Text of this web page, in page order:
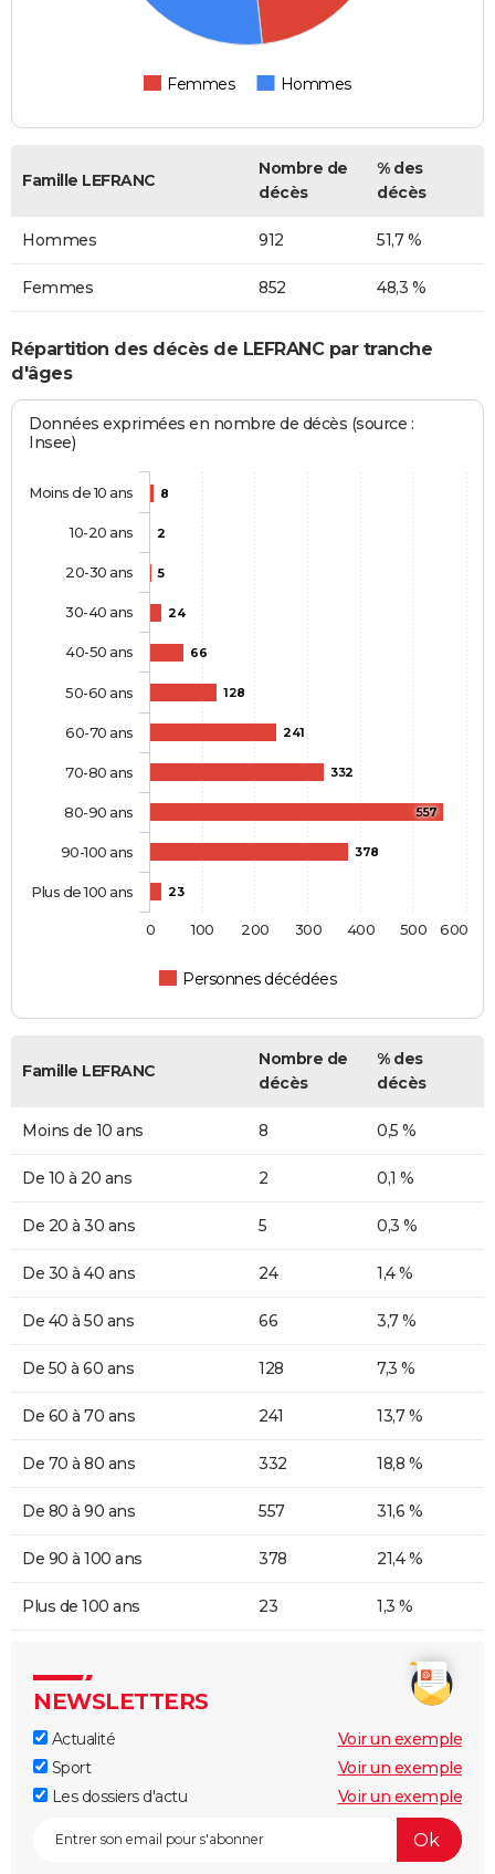
Femmes Hommes
Famille LEFRANC
Nombre de
décès
% des
décès
Hommes 912 51,7 %
Femmes 852 48,3 %
Répartition des décès de LEFRANC par tranche
d'âges
Données exprimées en nombre de décès (source :
Insee)
8
2
5
24
66
128
241
332
557
378
23
Personnes décédées
Moins de 10 ans
10-20 ans
20-30 ans
30-40 ans
40-50 ans
50-60 ans
60-70 ans
70-80 ans
80-90 ans
90-100 ans
Plus de 100 ans
0 100 200 300 400 500 600
Famille LEFRANC
Nombre de
décès
% des
décès
Moins de 10 ans 8 0,5 %
De 10 à 20 ans 2 0,1 %
De 20 à 30 ans 5 0,3 %
De 30 à 40 ans 24 1,4 %
De 40 à 50 ans 66 3,7 %
De 50 à 60 ans 128 7,3 %
De 60 à 70 ans 241 13,7 %
De 70 à 80 ans 332 18,8 %
De 80 à 90 ans 557 31,6 %
De 90 à 100 ans 378 21,4 %
Plus de 100 ans 23 1,3 %
NEWSLETTERS
Actualité
Voir un exemple
Sport
Voir un exemple
Les dossiers d'actu
Voir un exemple